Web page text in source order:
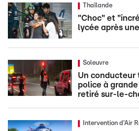
Thaïlande
"Choc" et
lycée après
Soleuvre
Un conducteur
police à
retiré sur-le-
Intervention d'Air